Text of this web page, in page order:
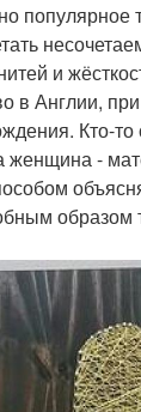
популярное
и
в Англии,
Кто-то
женщина -
образом